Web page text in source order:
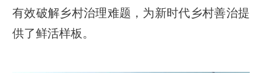
有效破解乡村治理难题，为新时代乡村善治提
供了鲜活样板。